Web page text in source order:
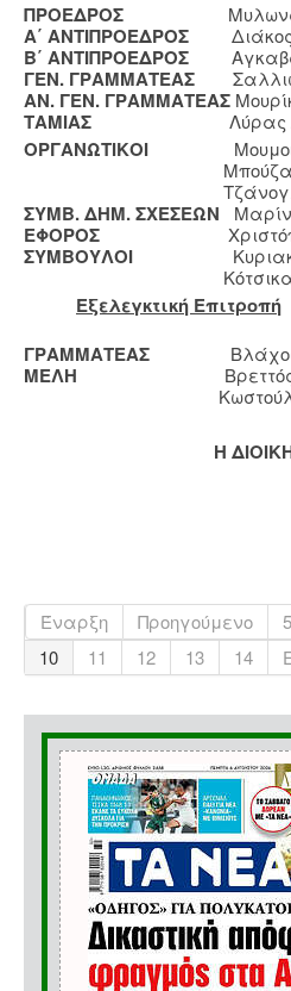
ΠΡΟΕΔΡΟΣ Μυλωνάς
Α΄ ΑΝΤΙΠΡΟΕΔΡΟΣ Διάκος
Β΄ ΑΝΤΙΠΡΟΕΔΡΟΣ
ΓΕΝ. ΓΡΑΜΜΑΤΕΑΣ
ΑΝ. ΓΕΝ. ΓΡΑΜΜΑΤΕΑΣ
ΤΑΜΙΑΣ Λύρας
ΟΡΓΑΝΩΤΙΚΟΙ Μουμούρη
Μπούζας
Τζάνογλος
ΣΥΜΒ. ΔΗΜ. ΣΧΕΣΕΩΝ
ΕΦΟΡΟΣ
ΣΥΜΒΟΥΛΟΙ
Κότσικας
Εξελεγκτική Επιτροπή
ΓΡΑΜΜΑΤΕΑΣ
ΜΕΛΗ Βρεττός
Κωστούλα
Η
Έναρξη Προηγούμενο 5
10
11 12 13 14